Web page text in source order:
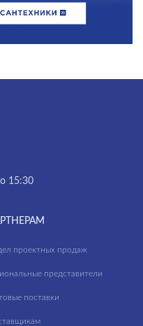
15:30
проектных продаж
представители
поставки